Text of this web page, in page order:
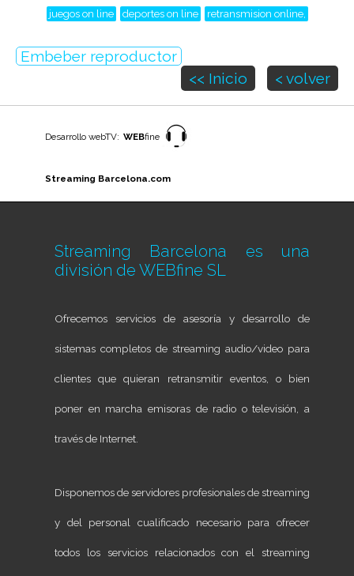
juegos on line
deportes on line retransmision online,
Embeber reproductor
<< Inicio
< volver
Desarrollo webTV: WEBfine
Streaming Barcelona.com
Streaming Barcelona es una
división de WEBfine SL
Ofrecemos servicios de asesoría y desarrollo de
sistemas completos de streaming audio/video para
clientes que quieran retransmitir eventos, o bien
poner en marcha emisoras de radio o televisión, a
través de Internet.
Disponemos de servidores profesionales de streaming
y del personal cualificado necesario para ofrecer
todos los servicios relacionados con el streaming